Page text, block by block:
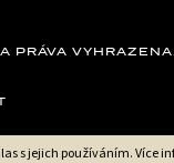
s jejich používáním. Více
PRÁVA